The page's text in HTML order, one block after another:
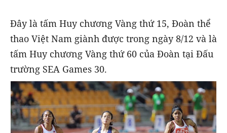
Đây là tấm Huy chương Vàng thứ 15, Đoàn thể
thao Việt Nam giành được trong ngày 8/12 và là
tấm Huy chương Vàng thứ 60 của Đoàn tại Đấu
trường SEA Games 30.